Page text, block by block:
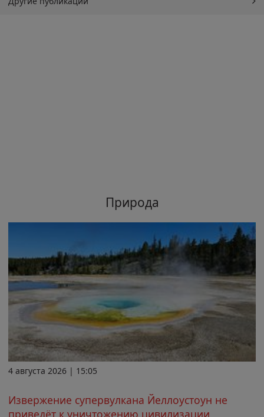
Природа
4 августа 2026 | 15:05
Извержение супервулкана Йеллоустоун не
приведёт к уничтожению цивилизации